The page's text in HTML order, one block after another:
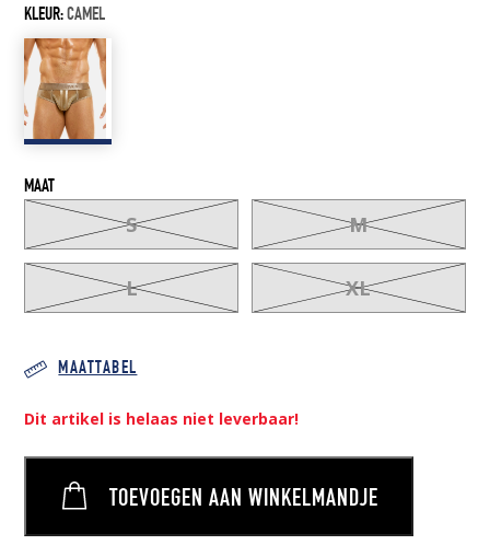
KLEUR:CAMEL
MAAT
S M
L XL
MAATTABEL
Dit artikel is helaas niet leverbaar!
TOEVOEGEN AAN WINKELMANDJE